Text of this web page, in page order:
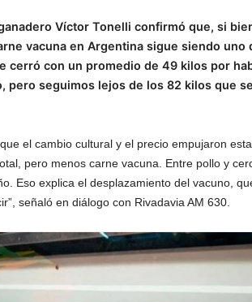
Víctor Tonelli confirmó que, si
vacuna en Argentina sigue siendo uno
cerró con un promedio de 49 kilos por
pero seguimos lejos de los 82 kilos que
el cambio cultural y el precio empujaron
pero menos carne vacuna. Entre pollo y
Eso explica el desplazamiento del vacuno,
señaló en diálogo con Rivadavia AM 630.